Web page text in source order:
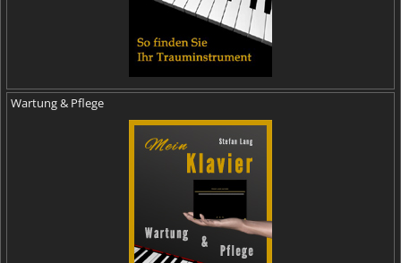
Wartung & Pflege